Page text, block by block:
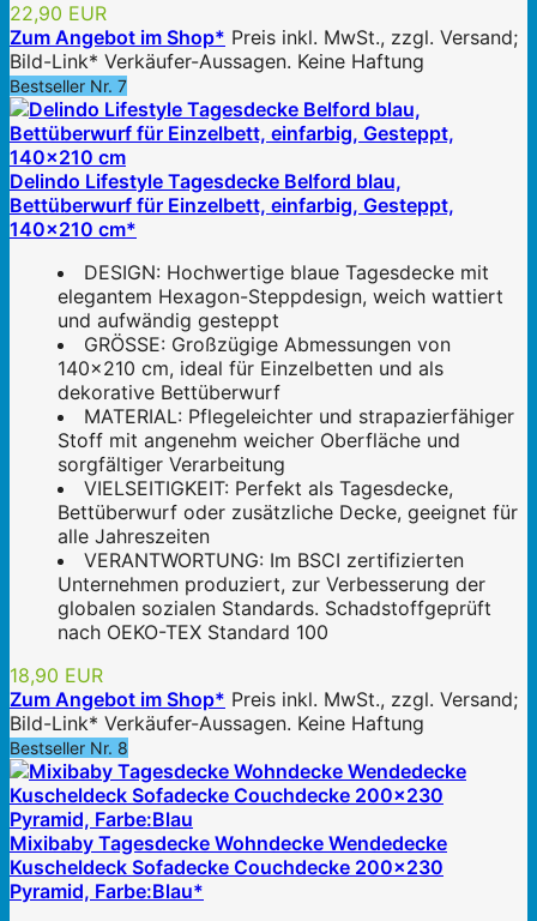
22,90 EUR
Zum Angebot im Shop* Preis inkl. MwSt., zzgl. Versand;
Bild-Link* Verkäufer-Aussagen. Keine Haftung
Bestseller Nr. 7
Delindo Lifestyle Tagesdecke Belford blau,
Bettüberwurf für Einzelbett, einfarbig, Gesteppt,
140x210 cm*
DESIGN: Hochwertige blaue Tagesdecke mit
elegantem Hexagon-Steppdesign, weich wattiert
und aufwändig gesteppt
GRÖSSE: Großzügige Abmessungen von
140x210 cm, ideal für Einzelbetten und als
dekorative Bettüberwurf
MATERIAL: Pflegeleichter und strapazierfähiger
Stoff mit angenehm weicher Oberfläche und
sorgfältiger Verarbeitung
VIELSEITIGKEIT: Perfekt als Tagesdecke,
Bettüberwurf oder zusätzliche Decke, geeignet für
alle Jahreszeiten
VERANTWORTUNG: Im BSCI zertifizierten
Unternehmen produziert, zur Verbesserung der
globalen sozialen Standards. Schadstoffgeprüft
nach OEKO-TEX Standard 100
18,90 EUR
Zum Angebot im Shop* Preis inkl. MwSt., zzgl. Versand;
Bild-Link* Verkäufer-Aussagen. Keine Haftung
Bestseller Nr. 8
Mixibaby Tagesdecke Wohndecke Wendedecke
Kuscheldeck Sofadecke Couchdecke 200x230
Pyramid, Farbe:Blau*